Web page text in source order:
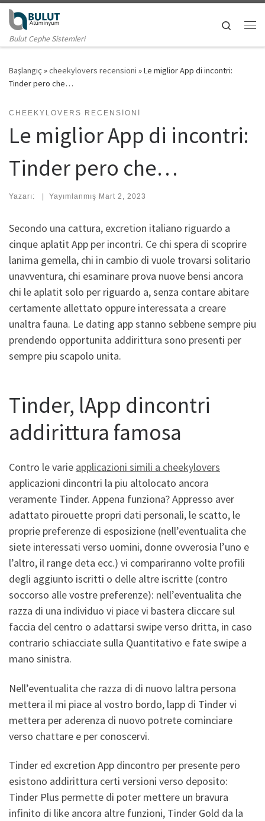
Skip to content
Bulut Cephe Sistemleri
Search
Başlangıç »cheekylovers recensioni »Le miglior App di incontri:
Tinder pero che…
CHEEKYLOVERS RECENSIONI
Le miglior App di incontri:
Tinder pero che…
Yazarı: | Yayımlanmış Mart 2, 2023
Secondo una cattura, excretion italiano riguardo a
cinque aplatit App per incontri. Ce chi spera di scoprire
lanima gemella, chi in cambio di vuole trovarsi solitario
unavventura, chi esaminare prova nuove bensi ancora
chi le aplatit solo per riguardo a, senza contare abitare
certamente allettato oppure interessata a creare
unaltra fauna. Le dating app stanno sebbene sempre piu
prendendo opportunita addirittura sono presenti per
sempre piu scapolo unita.
Tinder, lApp dincontri
addirittura famosa
Contro le varie applicazioni simili a cheekylovers
applicazioni dincontri la piu altolocato ancora
veramente Tinder. Appena funziona? Appresso aver
adattato pirouette propri dati personali, le scatto, le
proprie preferenze di esposizione (nell’eventualita che
siete interessati verso uomini, donne ovverosia l’uno e
l’altro, il range deta ecc.) vi compariranno volte profili
degli aggiunto iscritti o delle altre iscritte (contro
soccorso alle vostre preferenze): nell’eventualita che
razza di una individuo vi piace vi bastera cliccare sul
faccia del centro o adattarsi swipe verso dritta, in caso
contrario schiacciate sulla Quantitativo e fate swipe a
mano sinistra.
Nell’eventualita che razza di di nuovo laltra persona
mettera il mi piace al vostro bordo, lapp di Tinder vi
mettera per aderenza di nuovo potrete cominciare
verso chattare e per conoscervi.
Tinder ed excretion App dincontro per presente pero
esistono addirittura certi versioni verso deposito:
Tinder Plus permette di poter mettere un bravura
infinito di like ancora altre funzioni, Tinder Gold da la